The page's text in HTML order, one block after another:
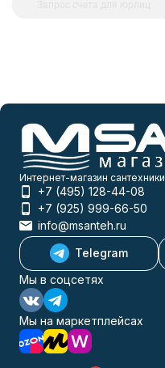
Интернет-магазин сантехники
+7 (495) 128-44-08
+7 (925) 999-66-50
info@msanteh.ru
Telegram
Мы в соцсетях
Мы на маркетплейсах